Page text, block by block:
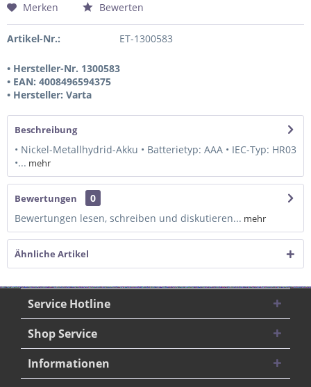
Merken Bewerten
Artikel-Nr.: ET-1300583
• Hersteller-Nr. 1300583
• EAN: 4008496594375
• Hersteller: Varta
Beschreibung
• Nickel-Metallhydrid-Akku • Batterietyp: AAA • IEC-Typ: HR03
•... mehr
Bewertungen
0
Bewertungen lesen, schreiben und diskutieren... mehr
Ähnliche Artikel
Service Hotline
Shop Service
Informationen